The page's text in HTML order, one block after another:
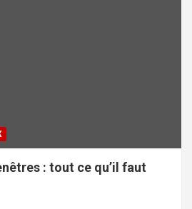
: tout ce qu’il faut